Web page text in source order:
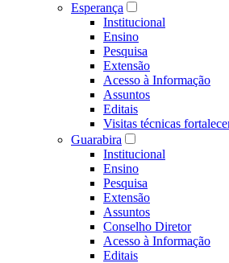
Esperança
Institucional
Ensino
Pesquisa
Extensão
Acesso à Informação
Assuntos
Editais
Visitas técnicas
Guarabira
Institucional
Ensino
Pesquisa
Extensão
Assuntos
Conselho Diretor
Acesso à Informação
Editais